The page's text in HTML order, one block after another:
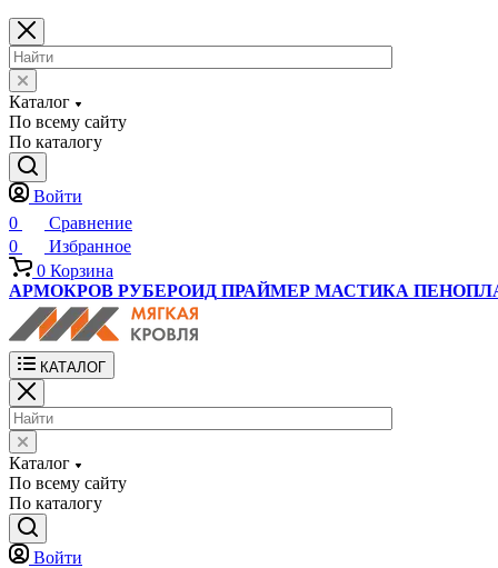
Каталог
По всему сайту
По каталогу
Войти
0
Сравнение
0
Избранное
0 Корзина
АРМОКРОВ РУБЕРОИД ПРАЙМЕР МАСТИКА
КАТАЛОГ
Каталог
По всему сайту
По каталогу
Войти